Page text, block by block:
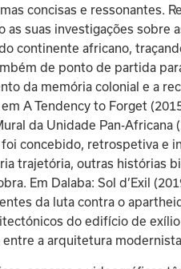
concisas e ressonantes.
as suas investigações
continente africano,
de ponto de partida
da memória colonial e a
A Tendency to Forget
da Unidade Pan-
concebido, retrospetiva e
trajetória, outras histórias
Em Dalaba: Sol d’Exil
da luta contra o
do edifício de
a arquitetura